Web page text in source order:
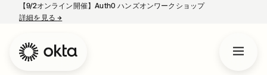
【9/2オンライン開催】Auth0 ハンズオンワークショップ
詳細を見る→